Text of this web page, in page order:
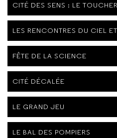
CITÉ DES SENS : LE TOUCHER
LES RENCONTRES DU CIEL
FÊTE DE LA SCIENCE
CITÉ DÉCALÉE
LE GRAND JEU
LE BAL DES POMPIERS